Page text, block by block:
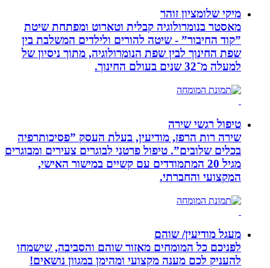
מיקי שלומציון זוהר
מאסטר בנומרולוגיה קבלית וטארוט ומפתחת שיטת
”קוד החיבור” - שיטה להורים ולילדים המשלבת בין
שפת החינוך לבין שפת הנומרולוגיה, מתוך ניסיון של
למעלה מ־32 שנים בעולם החינוך.
טיפול רגשי שירה
שירה רות הרפז, מודיעין, בעלת העסק ”פסיכותרפיה
בכלים שלובים”. טיפול פרטני לבוגרים צעירים ומבוגרים
מגיל 20 המתמודדים עם קשיים במישור האישי,
המקצועי והחברתי.
מעגל מודיעין/ שוהם
לפניכם כל המומחים מאזור שוהם והסביבה, שישמחו
להעניק לכם מענה מקצועי ומהימן במגוון נושאים!